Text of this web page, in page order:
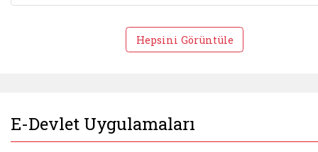
Hepsini Görüntüle
E-Devlet Uygulamaları